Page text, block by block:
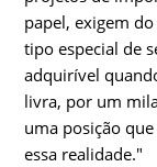
papel, exigem
tipo especial de
adquirível
livra, por um
uma posição
essa realidade."